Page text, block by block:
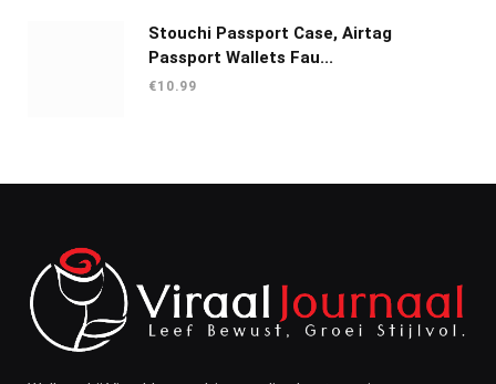
Stouchi Passport Case, Airtag
Passport Wallets Fau...
€10.99